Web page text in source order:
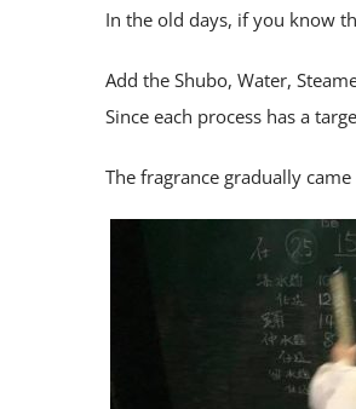
In the old days, if you know
Add the Shubo, Water,
Since each process has a
The fragrance gradually